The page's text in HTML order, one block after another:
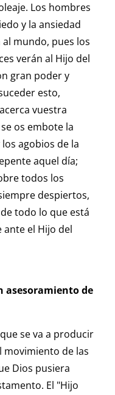
Los hombres
y la ansiedad
mundo, pues los
verán al Hijo del
gran poder y
esto,
vuestra
os embote la
agobios de la
aquel día;
todos los
despiertos,
todo lo que está
el Hijo del
asesoramiento de
se va a producir
movimiento de las
Dios pusiera
El "Hijo